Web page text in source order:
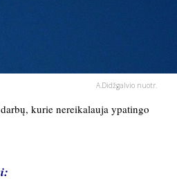
A.Didžgalvio nuotr.
kurie nereikalauja ypatingo